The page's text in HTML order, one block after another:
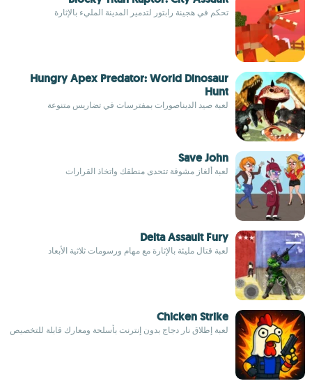
تحكم في هجينة رابتور لتدمير المدينة المليء بالإثارة
Hungry Apex Predator: World Dinosaur
Hunt
لعبة صيد الديناصورات بمفترسات في تضاريس متنوعة
Save John
لعبة ألغاز مشوقة تتحدى منطقك واتخاذ القرارات
Delta Assault Fury
لعبة قتال مليئة بالإثارة مع مهام ورسومات ثلاثية الأبعاد
Chicken Strike
لعبة إطلاق نار دجاج بدون إنترنت بأسلحة ومعارك قابلة للتخصيص